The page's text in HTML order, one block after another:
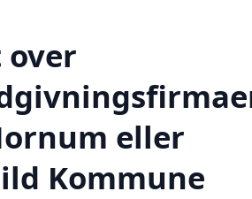
over
eller
Kommune